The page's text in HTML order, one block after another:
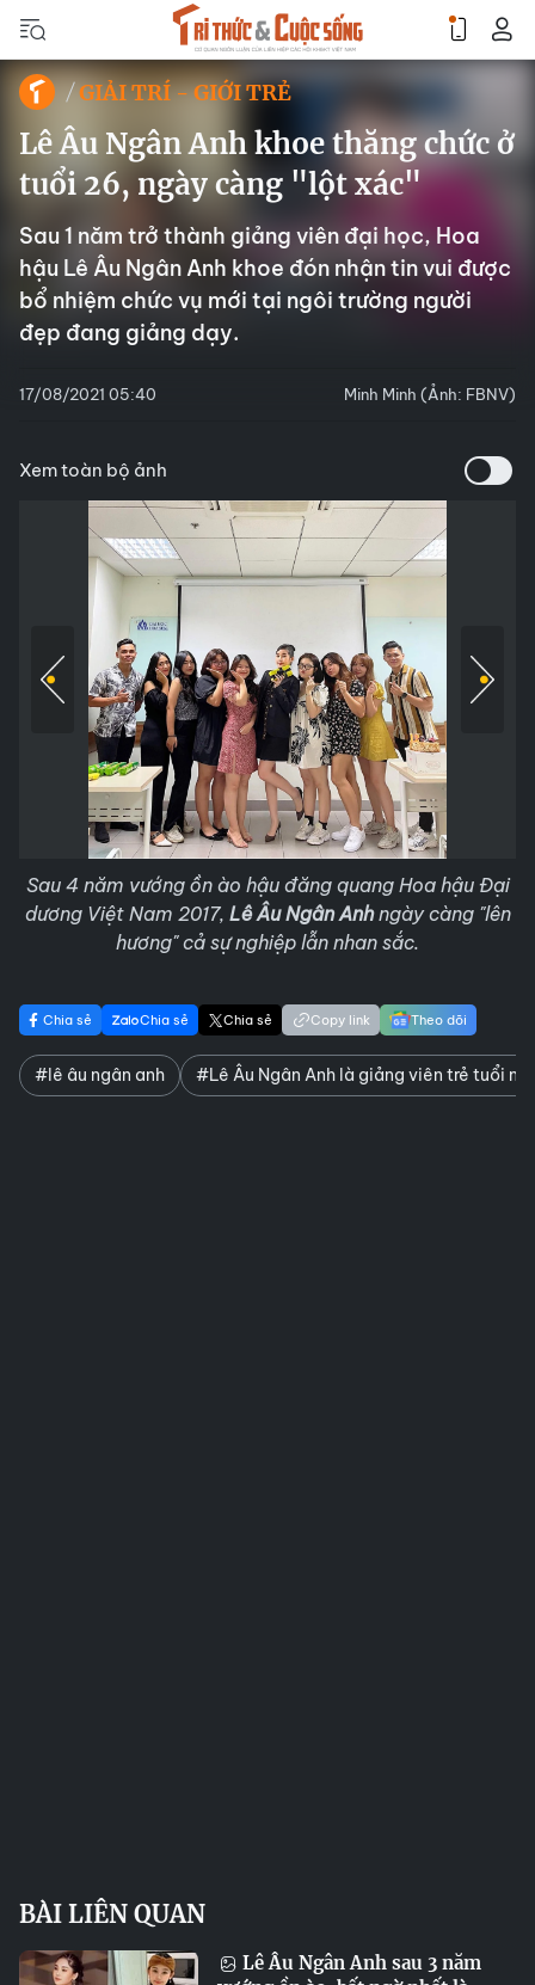
GIẢI TRÍ - GIỚI TRẺ
Lê Âu Ngân Anh khoe thăng chức ở
tuổi 26, ngày càng "lột xác"
Sau 1 năm trở thành giảng viên đại học, Hoa
hậu Lê Âu Ngân Anh khoe đón nhận tin vui được
bổ nhiệm chức vụ mới tại ngôi trường người
đẹp đang giảng dạy.
17/08/2021 05:40 Minh Minh (Ảnh: FBNV)
Xem toàn bộ ảnh
Sau 4 năm vướng ồn ào hậu đăng quang Hoa hậu Đại
dương Việt Nam 2017, Lê Âu Ngân Anhngày càng "lên
hương" cả sự nghiệp lẫn nhan sắc.
Chia sẻ Chia sẻ Chia sẻ Copy link Theo dõi
#lê âu ngân anh #Lê Âu Ngân Anh là giảng viên trẻ tuổi
BÀI LIÊN QUAN
Lê Âu Ngân Anh sau 3 năm